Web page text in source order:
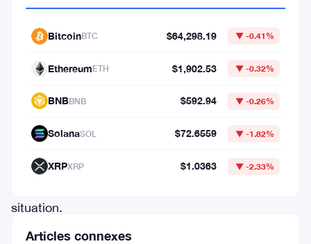
responsable
recherche
chez
chiffré
situation.
BitcoinBTC $64,298.19 ▼ -0.41%
EthereumETH $1,902.53 ▼ -0.32%
BNBBNB $592.94 ▼ -0.26%
SolanaSOL $72.6559 ▼ -1.82%
XRPXRP $1.0363 ▼ -2.33%
Articles connexes